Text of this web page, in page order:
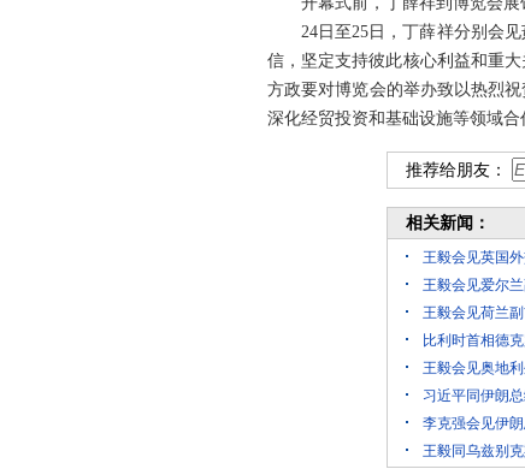
24日至25日，丁薛祥分别会
信，坚定支持彼此核心利益和重
方政要对博览会的举办致以热烈
深化经贸投资和基础设施等领域合
推荐给朋友：
相关新闻：
王毅会见英国
王毅会见爱尔
王毅会见荷兰
比利时首相德
王毅会见奥地
习近平同伊朗
李克强会见伊
王毅同乌兹别